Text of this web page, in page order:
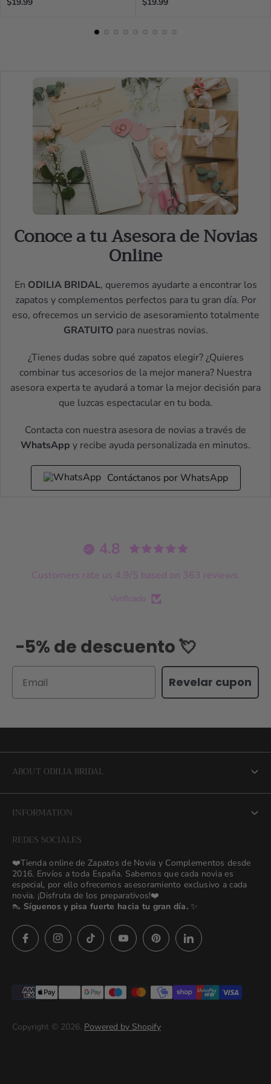
Conoce a tu Asesora de Novias
Online
En ODILIA BRIDAL, queremos ayudarte a encontrar los
zapatos y complementos perfectos para tu gran día. Por
eso, ofrecemos un servicio de asesoramiento totalmente
GRATUITO para nuestras novias.
¿Tienes dudas sobre qué zapatos elegir? ¿Quieres
combinar tus accesorios de la mejor manera? Nuestra
asesora experta te ayudará a tomar la mejor decisión para
que luzcas espectacular en tu boda.
Contacta con nuestra asesora de novias a través de
WhatsApp y recibe ayuda personalizada en minutos.
Contáctanos por WhatsApp
4.8
Customers rate us 4.9/5 based on 363 reviews.
Verificado
-5% de descuento 💘
Revelar cupon
REDES SOCIALES
❤️Tienda online de Zapatos de Novia y Complementos desde
2016. Envíos a toda España. Sabemos que cada novia es
especial, por ello ofrecemos asesoramiento exclusivo a cada
novia. ¡Disfruta de los preparativos!❤️
👠 Síguenos y pisa fuerte hacia tu gran día. ✨
ABOUT ODILIA BRIDAL
Search
contact us
INFORMATION
⭐ Opiniones de Nuestras Novias 👰🏻
💒 Novias Reales 💍✨
🚚 Envío y Cambios
Política de Privacidad
Imágenes descargables
Politica de privacidad (prueba)
Copyright © 2026. Powered by Shopify